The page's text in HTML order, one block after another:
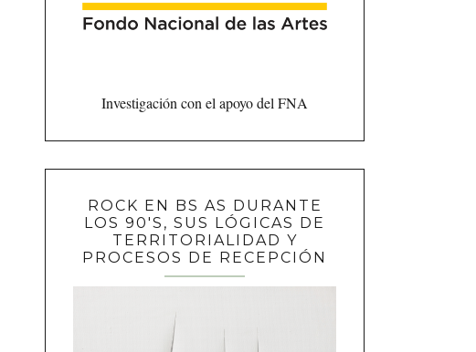
Investigación con el apoyo del FNA
ROCK EN BS AS DURANTE
LOS 90'S, SUS LÓGICAS DE
TERRITORIALIDAD Y
PROCESOS DE RECEPCIÓN